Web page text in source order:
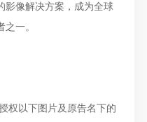
影像解决方案，成为全球
一。
权以下图片及原告名下的